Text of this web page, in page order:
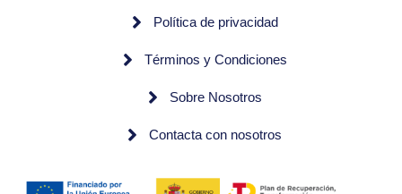
Política de privacidad
Términos y Condiciones
Sobre Nosotros
Contacta con nosotros